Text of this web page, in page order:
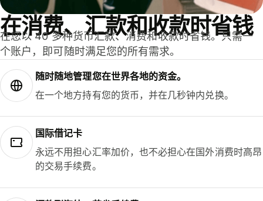
在消费、汇款和收款时省钱
在您以 40 多种货币汇款、消费和收款时省钱。只需一
个账户，即可随时满足您的所有需求。
随时随地管理您在世界各地的资金。
在一个地方持有您的货币，并在几秒钟内兑换。
国际借记卡
永远不用担心汇率加价，也不必担心在国外消费时高昂
的交易手续费。